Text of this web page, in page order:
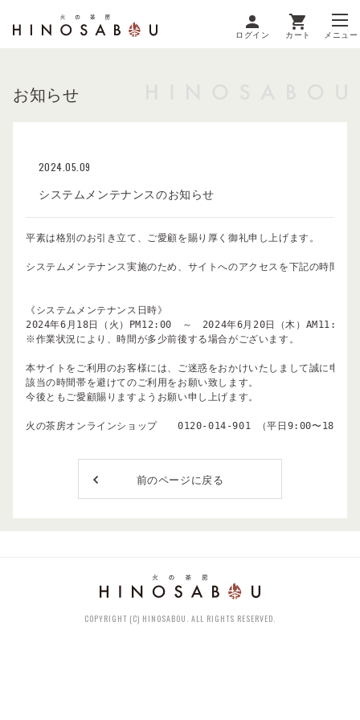
ログイン カート メニュー
お知らせ
2024.05.09
システムメンテナンスのお知らせ
平素は格別のお引き立て、ご愛顧を賜り厚く御礼申し上げます。
システムメンテナンス実施のため、サイトへのアクセスを下記の時間
《システムメンテナンス日時》
2024年6月18日（火）PM12:00　～　2024年6月20日（木）AM11:59
※作業状況により、時間が多少前後する場合がございます。
本サイトをご利用のお客様には、ご迷惑をおかけいたしまして誠に申し
該当の時間帯を避けてのご利用をお願い致します。
今後ともご愛顧賜りますようお願い申し上げます。
火の茶房オンラインショップ　　0120-014-901 （平日9:00〜18:00
前のページに戻る
COPYRIGHT (C) HINOSABOU. ALL RIGHTS RESERVED.